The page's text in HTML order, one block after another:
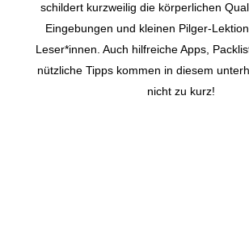
schildert kurzweilig die körperlichen
Eingebungen und kleinen Pilger-
Leser*innen. Auch hilfreiche Apps,
nützliche Tipps kommen in diesem
nicht zu kurz!